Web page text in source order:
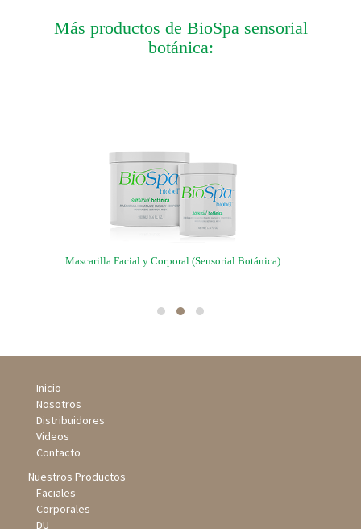
Más productos de BioSpa sensorial
botánica:
Mascarilla Facial y Corporal (Sensorial Botánica)
Inicio
Nosotros
Distribuidores
Videos
Contacto
Nuestros Productos
Faciales
Corporales
DU